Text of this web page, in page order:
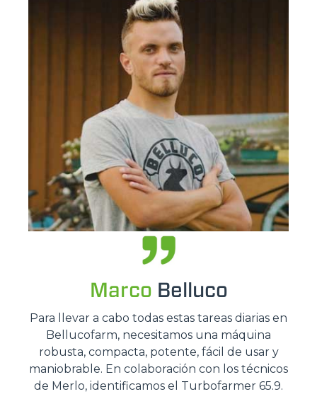
Marco Belluco
Para llevar a cabo todas estas tareas diarias en
Bellucofarm, necesitamos una máquina
robusta, compacta, potente, fácil de usar y
maniobrable. En colaboración con los técnicos
de Merlo, identificamos el Turbofarmer 65.9.